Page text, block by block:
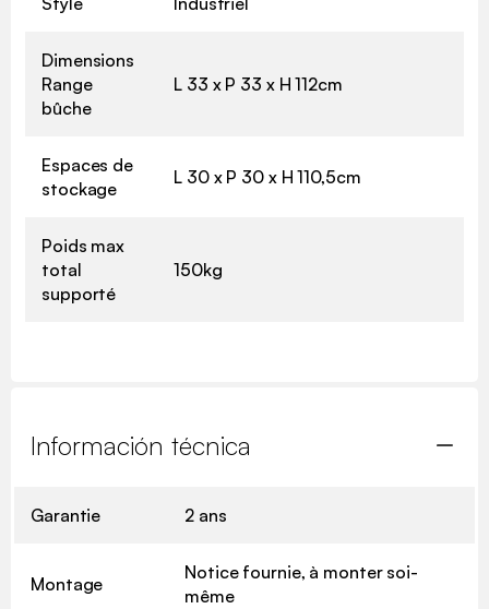
Dimensions
Range
bûche
L 33 x P 33 x H 112cm
Espaces de
stockage
L 30 x P 30 x H 110,5cm
Poids max
total
supporté
150kg
Información técnica
Garantie 2 ans
Montage
Notice fournie, à monter soi-
même